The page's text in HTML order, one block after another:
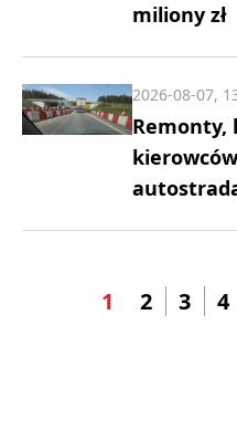
miliony zł
Remonty,
2026-08-07,
1 2 3 4